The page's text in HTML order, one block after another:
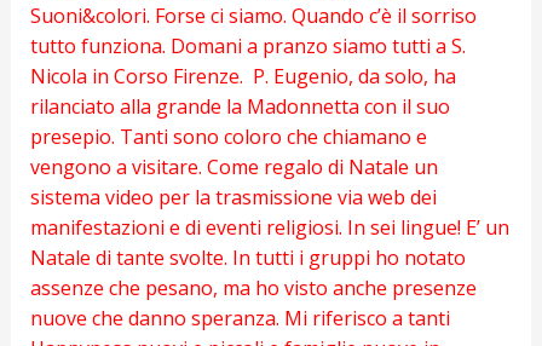
Suoni&colori. Forse ci siamo. Quando c’è il sorriso
tutto funziona. Domani a pranzo siamo tutti a S.
Nicola in Corso Firenze. P. Eugenio, da solo, ha
rilanciato alla grande la Madonnetta con il suo
presepio. Tanti sono coloro che chiamano e
vengono a visitare. Come regalo di Natale un
sistema video per la trasmissione via web dei
manifestazioni e di eventi religiosi. In sei lingue! E’ un
Natale di tante svolte. In tutti i gruppi ho notato
assenze che pesano, ma ho visto anche presenze
nuove che danno speranza. Mi riferisco a tanti